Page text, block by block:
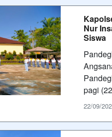
Nur
Siswa
pagi
22/09/